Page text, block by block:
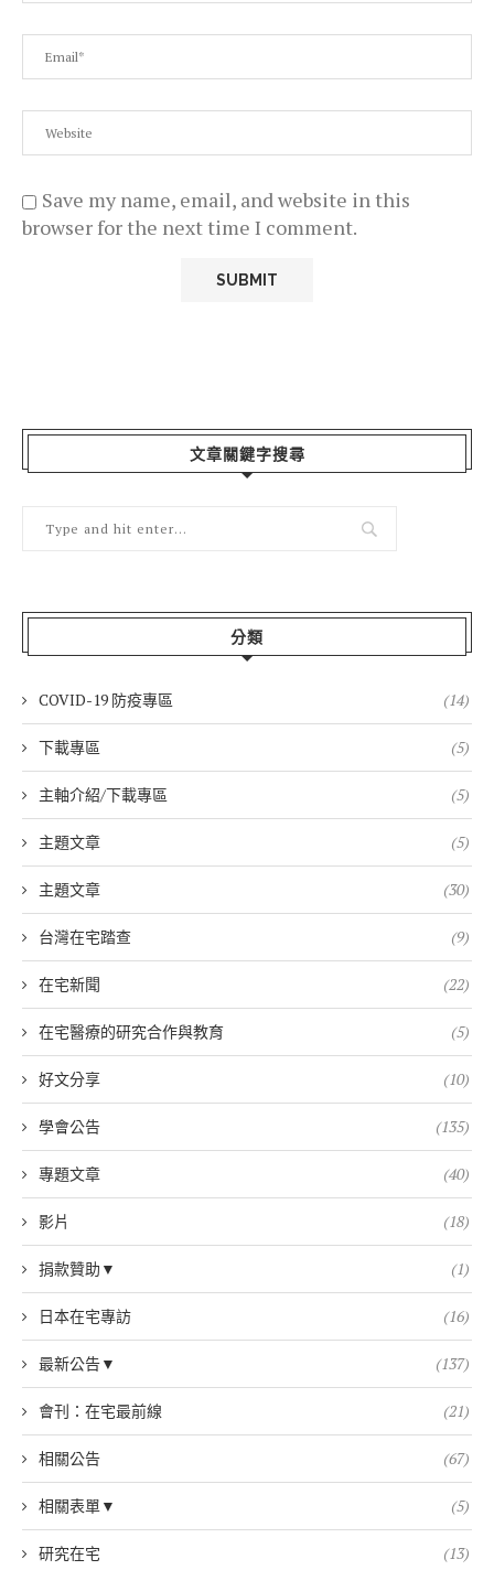
Save my name, email, and website in this
browser for the next time I comment.
文章關鍵字搜尋
分類
COVID-19 防疫專區 (14)
下載專區 (5)
主軸介紹/下載專區 (5)
主題文章 (5)
主題文章 (30)
台灣在宅踏查 (9)
在宅新聞 (22)
在宅醫療的研究合作與教育 (5)
好文分享 (10)
學會公告 (135)
專題文章 (40)
影片 (18)
捐款贊助▼ (1)
日本在宅專訪 (16)
最新公告▼ (137)
會刊：在宅最前線 (21)
相關公告 (67)
相關表單▼ (5)
研究在宅 (13)